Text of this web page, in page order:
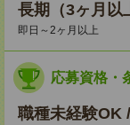
長期（3ヶ月以
即日～2ヶ月以上
応募資格・
職種未経験OK